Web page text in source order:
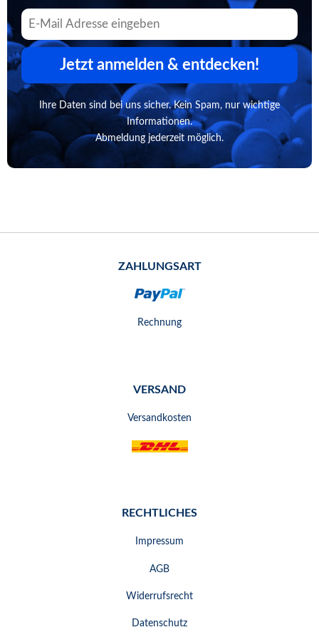
Jetzt anmelden & entdecken!
Ihre Daten sind bei uns sicher. Kein Spam, nur wichtige
Informationen.
Abmeldung jederzeit möglich.
ZAHLUNGSART
Rechnung
VERSAND
Versandkosten
RECHTLICHES
Impressum
AGB
Widerrufsrecht
Datenschutz